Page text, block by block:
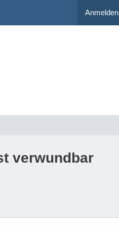
Anmelden
verwundbar